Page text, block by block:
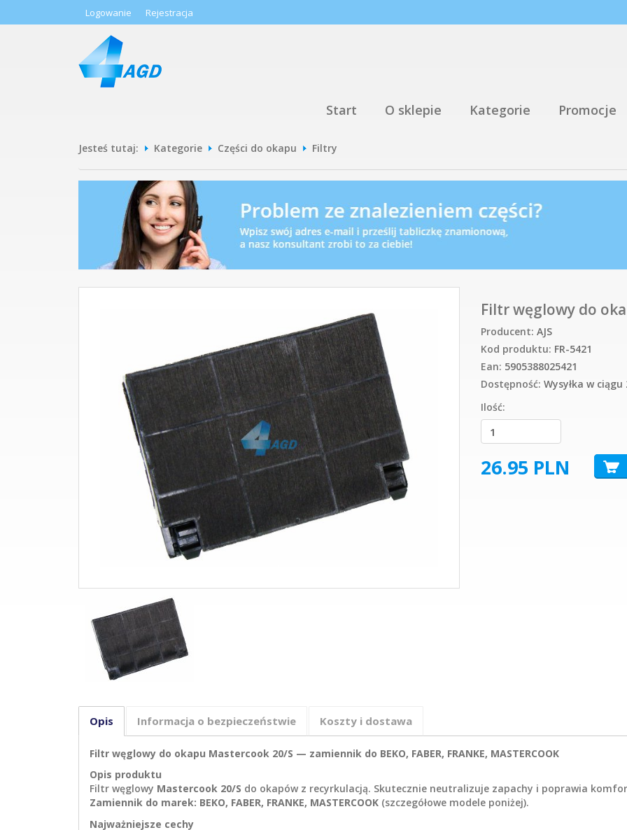
Logowanie Rejestracja
Start O sklepie Kategorie Promocje
Jesteś tutaj: Kategorie Części do okapu Filtry
Filtr węglowy do
Producent: AJS
Kod produktu: FR-5421
Ean: 5905388025421
Dostępność: Wysyłka w ciągu
Ilość:
26.95 PLN
Opis Informacja o bezpieczeństwie Koszty i dostawa
Filtr węglowy do okapu Mastercook 20/S — zamiennik do BEKO, FABER, FRANKE, MASTERCOOK
Opis produktu
Filtr węglowy Mastercook 20/S do okapów z recyrkulacją. Skutecznie neutralizuje zapachy i poprawia
Zamiennik do marek: BEKO, FABER, FRANKE, MASTERCOOK (szczegółowe modele poniżej).
Najważniejsze cechy